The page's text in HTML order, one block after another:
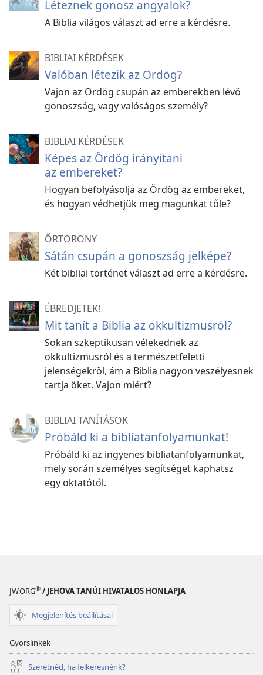
Léteznek gonosz angyalok?
A Biblia világos választ ad erre a kérdésre.
BIBLIAI KÉRDÉSEK
Valóban létezik az Ördög?
Vajon az Ördög csupán az emberekben lévő
gonoszság, vagy valóságos személy?
BIBLIAI KÉRDÉSEK
Képes az Ördög irányítani
az embereket?
Hogyan befolyásolja az Ördög az embereket,
és hogyan védhetjük meg magunkat tőle?
ŐRTORONY
Sátán csupán a gonoszság jelképe?
Két bibliai történet választ ad erre a kérdésre.
ÉBREDJETEK!
Mit tanít a Biblia az okkultizmusról?
Sokan szkeptikusan vélekednek az
okkultizmusról és a természetfeletti
jelenségekről, ám a Biblia nagyon veszélyesnek
tartja őket. Vajon miért?
BIBLIAI TANÍTÁSOK
Próbáld ki a bibliatanfolyamunkat!
Próbáld ki az ingyenes bibliatanfolyamunkat,
mely során személyes segítséget kaphatsz
egy oktatótól.
JW.ORG® / JEHOVA TANÚI HIVATALOS HONLAPJA
Megjelenítés beállításai
Gyorslinkek
Szeretnéd, ha felkeresnénk?